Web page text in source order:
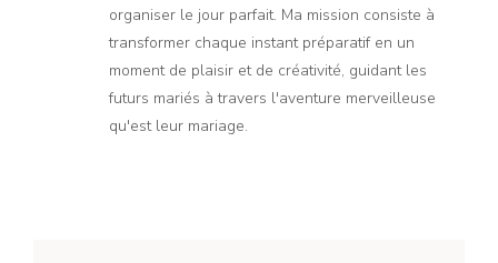
organiser le jour parfait. Ma mission consiste à
transformer chaque instant préparatif en un
moment de plaisir et de créativité, guidant les
futurs mariés à travers l'aventure merveilleuse
qu'est leur mariage.